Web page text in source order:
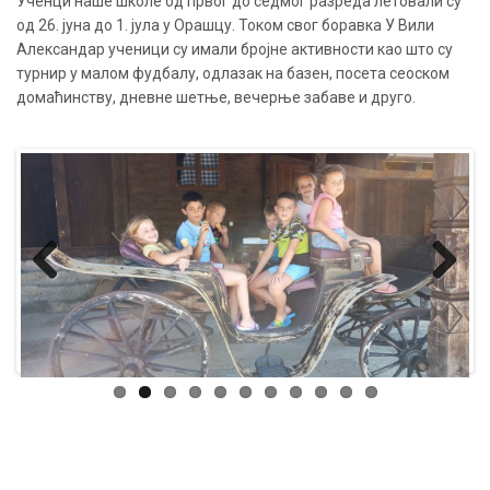
од 26. јуна до 1. јула у Орашцу. Током свог боравка У Вили
Александар ученици су имали бројне активности као што су
турнир у малом фудбалу, одлазак на базен, посета сеоском
домаћинству, дневне шетње, вечерње забаве и друго.
Previous Next